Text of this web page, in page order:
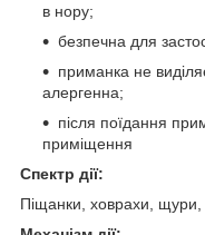
в нору;
безпечна для
приманка не
алергенна;
після поїдання
приміщення
Спектр дії:
Піщанки, ховрахи,